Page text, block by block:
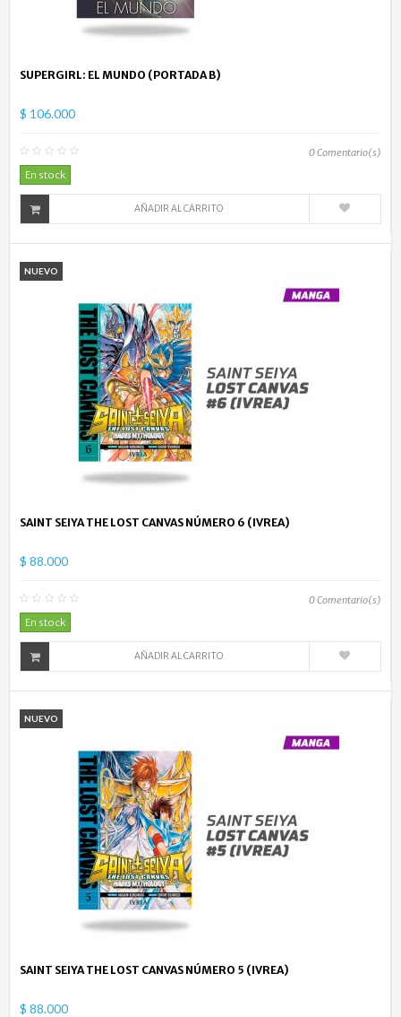
SUPERGIRL: EL MUNDO (PORTADA B)
$ 106.000
0Comentario(s)
En stock
AÑADIR AL CARRITO
NUEVO
SAINT SEIYA THE LOST CANVAS NÚMERO 6 (IVREA)
$ 88.000
0Comentario(s)
En stock
AÑADIR AL CARRITO
NUEVO
SAINT SEIYA THE LOST CANVAS NÚMERO 5 (IVREA)
$ 88.000